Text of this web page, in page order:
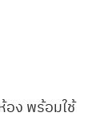
อง พร้อมใช้